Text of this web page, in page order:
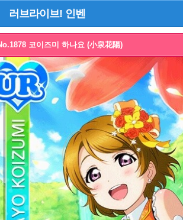
러브라이브! 인벤
코이즈미 하나요 (小泉花陽)